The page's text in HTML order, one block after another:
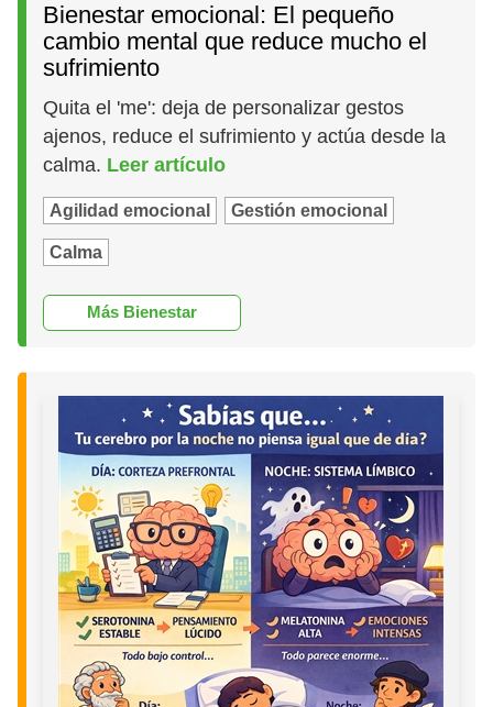
Bienestar emocional: El pequeño
cambio mental que reduce mucho el
sufrimiento
Quita el 'me': deja de personalizar gestos
ajenos, reduce el sufrimiento y actúa desde la
calma. Leer artículo
Agilidad emocional Gestión emocional
Calma
Más Bienestar